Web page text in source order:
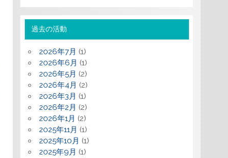
過去の活動
2026年7月 (1)
2026年6月 (1)
2026年5月 (2)
2026年4月 (2)
2026年3月 (1)
2026年2月 (2)
2026年1月 (2)
2025年11月 (1)
2025年10月 (1)
2025年9月 (1)